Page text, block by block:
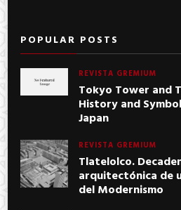
POPULAR POSTS
REVISTA GREMIUM
Tokyo Tower and
History and
Japan
REVISTA GREMIUM
Tlatelolco.
arquitectónica de
del Modernismo